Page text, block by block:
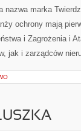
nazwa marka
ochrony mają
i Zagrożenia i
jak i zarządców